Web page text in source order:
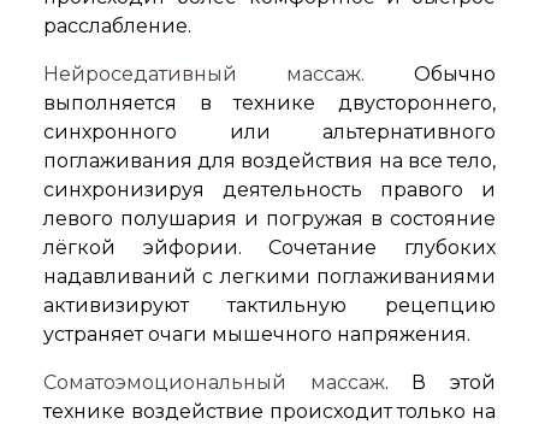
расслабление.
Нейроседативный массаж. Обычно
выполняется в технике двустороннего,
синхронного или альтернативного
поглаживания для воздействия на все тело,
синхронизируя деятельность правого и
левого полушария и погружая в состояние
лёгкой эйфории. Сочетание глубоких
надавливаний с легкими поглаживаниями
активизируют тактильную рецепцию
устраняет очаги мышечного напряжения.
Соматоэмоциональный массаж. В этой
технике воздействие происходит только на